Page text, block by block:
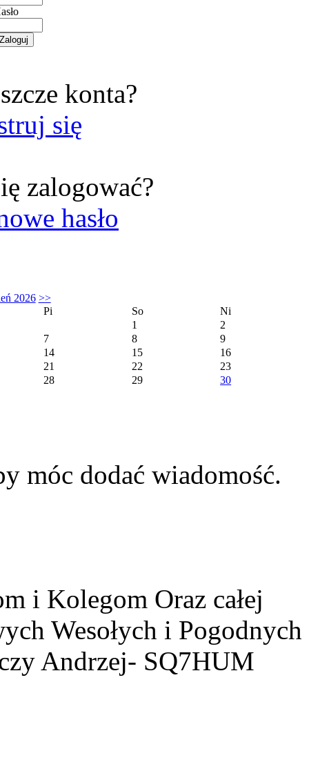
konta?
się
zalogować?
hasło
2026 >>
Pi
So
Ni
1
2
7
8
9
14
15
16
21
22
23
28
29 30
móc dodać wiadomość.
i Kolegom Oraz całej
Wesołych i Pogodnych
Andrzej- SQ7HUM